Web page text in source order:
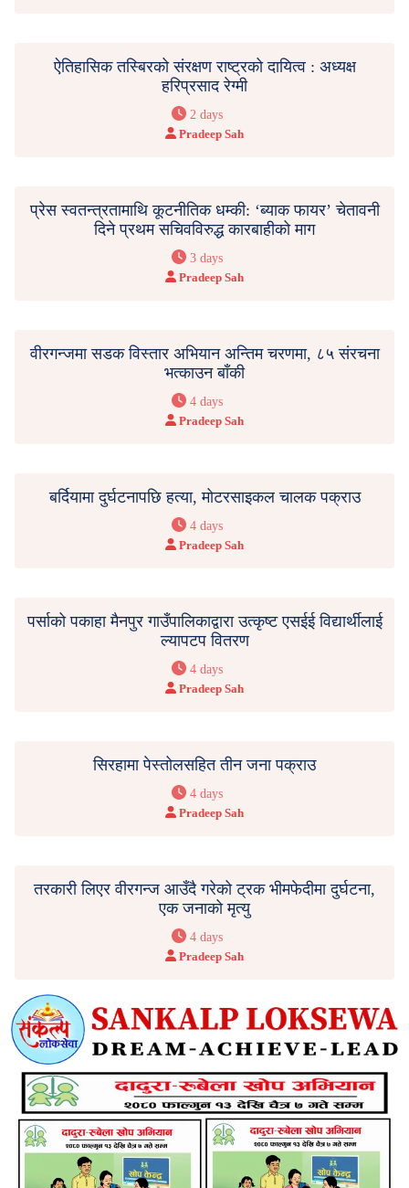
ऐतिहासिक तस्बिरको संरक्षण राष्ट्रको दायित्व : अध्यक्ष
हरिप्रसाद रेग्मी
2 days
Pradeep Sah
प्रेस स्वतन्त्रतामाथि कूटनीतिक धम्की: ‘ब्याक फायर’ चेतावनी
दिने प्रथम सचिवविरुद्ध कारबाहीको माग
3 days
Pradeep Sah
वीरगन्जमा सडक विस्तार अभियान अन्तिम चरणमा, ८५ संरचना
भत्काउन बाँकी
4 days
Pradeep Sah
बर्दियामा दुर्घटनापछि हत्या, मोटरसाइकल चालक पक्राउ
4 days
Pradeep Sah
पर्साको पकाहा मैनपुर गाउँपालिकाद्वारा उत्कृष्ट एसईई विद्यार्थीलाई
ल्यापटप वितरण
4 days
Pradeep Sah
सिरहामा पेस्तोलसहित तीन जना पक्राउ
4 days
Pradeep Sah
तरकारी लिएर वीरगन्ज आउँदै गरेको ट्रक भीमफेदीमा दुर्घटना,
एक जनाको मृत्यु
4 days
Pradeep Sah